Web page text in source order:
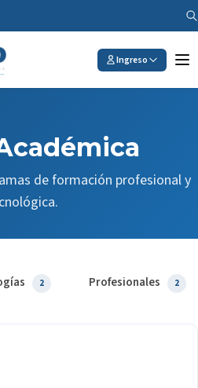
Ingreso
de formación profesional y
2 Profesionales 2